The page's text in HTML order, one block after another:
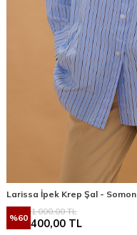
Larissa İpek Krep Şal - Somon
%60
1.000,00TL
400,00 TL